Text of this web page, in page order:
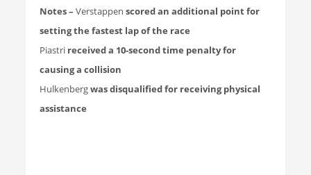
Notes – Verstappen scored an additional point for
setting the fastest lap of the race
Piastri received a 10-second time penalty for
causing a collision
Hulkenbergwas disqualified for receiving physical
assistance